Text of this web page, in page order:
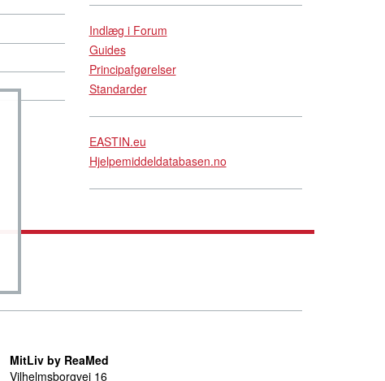
Indlæg i Forum
Guides
Principafgørelser
Standarder
EASTIN.eu
Hjelpemiddeldatabasen.no
MitLiv by ReaMed
Vilhelmsborgvej 16